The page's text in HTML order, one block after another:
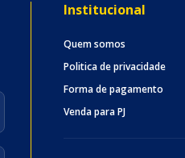
Institucional
Quem somos
Politica de privacidade
Forma de pagamento
Venda para PJ